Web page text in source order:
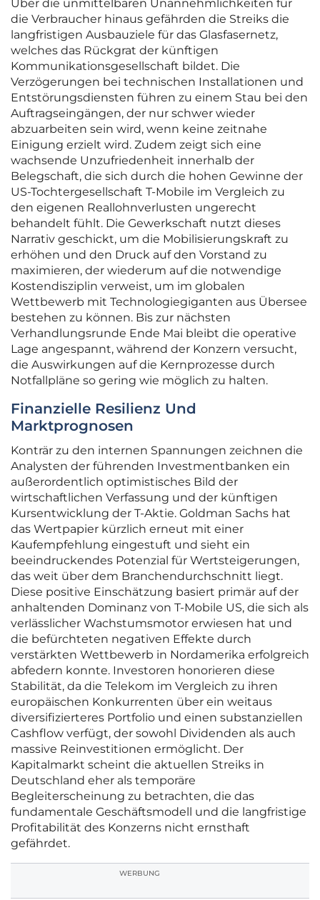
Über die unmittelbaren Unannehmlichkeiten für
die Verbraucher hinaus gefährden die Streiks die
langfristigen Ausbauziele für das Glasfasernetz,
welches das Rückgrat der künftigen
Kommunikationsgesellschaft bildet. Die
Verzögerungen bei technischen Installationen und
Entstörungsdiensten führen zu einem Stau bei den
Auftragseingängen, der nur schwer wieder
abzuarbeiten sein wird, wenn keine zeitnahe
Einigung erzielt wird. Zudem zeigt sich eine
wachsende Unzufriedenheit innerhalb der
Belegschaft, die sich durch die hohen Gewinne der
US-Tochtergesellschaft T-Mobile im Vergleich zu
den eigenen Reallohnverlusten ungerecht
behandelt fühlt. Die Gewerkschaft nutzt dieses
Narrativ geschickt, um die Mobilisierungskraft zu
erhöhen und den Druck auf den Vorstand zu
maximieren, der wiederum auf die notwendige
Kostendisziplin verweist, um im globalen
Wettbewerb mit Technologiegiganten aus Übersee
bestehen zu können. Bis zur nächsten
Verhandlungsrunde Ende Mai bleibt die operative
Lage angespannt, während der Konzern versucht,
die Auswirkungen auf die Kernprozesse durch
Notfallpläne so gering wie möglich zu halten.
Finanzielle Resilienz Und
Marktprognosen
Konträr zu den internen Spannungen zeichnen die
Analysten der führenden Investmentbanken ein
außerordentlich optimistisches Bild der
wirtschaftlichen Verfassung und der künftigen
Kursentwicklung der T-Aktie. Goldman Sachs hat
das Wertpapier kürzlich erneut mit einer
Kaufempfehlung eingestuft und sieht ein
beeindruckendes Potenzial für Wertsteigerungen,
das weit über dem Branchendurchschnitt liegt.
Diese positive Einschätzung basiert primär auf der
anhaltenden Dominanz von T-Mobile US, die sich als
verlässlicher Wachstumsmotor erwiesen hat und
die befürchteten negativen Effekte durch
verstärkten Wettbewerb in Nordamerika erfolgreich
abfedern konnte. Investoren honorieren diese
Stabilität, da die Telekom im Vergleich zu ihren
europäischen Konkurrenten über ein weitaus
diversifizierteres Portfolio und einen substanziellen
Cashflow verfügt, der sowohl Dividenden als auch
massive Reinvestitionen ermöglicht. Der
Kapitalmarkt scheint die aktuellen Streiks in
Deutschland eher als temporäre
Begleiterscheinung zu betrachten, die das
fundamentale Geschäftsmodell und die langfristige
Profitabilität des Konzerns nicht ernsthaft
gefährdet.
WERBUNG